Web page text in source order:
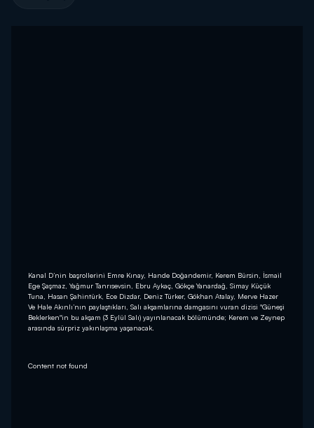
Kanal D’nin başrollerini Emre Kınay, Hande Doğandemir, Kerem Bürsin, İsmail
Ege Şaşmaz, Yağmur Tanrısevsin, Ebru Aykaç, Gökçe Yanardağ, Simay Küçük
Tuna, Hasan Şahintürk, Ece Dizdar, Deniz Türker, Gökhan Atalay, Merve Hazer
Ve Hale Akınlı’nın paylaştıkları, Salı akşamlarına damgasını vuran dizisi "Güneşi
Beklerken"in bu akşam (3 Eylül Salı) yayınlanacak bölümünde; Kerem ve Zeynep
arasında sürpriz yakınlaşma yaşanacak.
Content not found